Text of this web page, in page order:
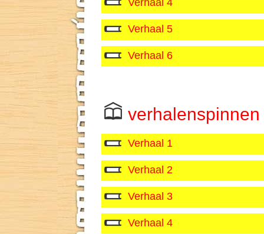
Verhaal 4
Verhaal 5
Verhaal 6
verhalenspinnen
Verhaal 1
Verhaal 2
Verhaal 3
Verhaal 4